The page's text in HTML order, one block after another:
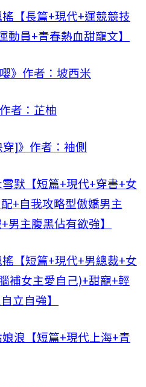
搖【長篇+現代+運競競技
動員+青春熱血甜寵文】
》作者：坡西米
者：芷柚
穿]》作者：袖側
雪默【短篇+現代+穿書+女
+自我攻略型傲嬌男主
男主腹黑佔有欲強】
搖【短篇+現代+男總裁+女
補女主愛自己)+甜寵+輕
立自強】
娘浪【短篇+現代上海+青